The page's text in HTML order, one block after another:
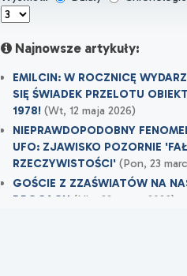
Najnowsze artykuły:
EMILCIN: W ROCZNICĘ
SIĘ ŚWIADEK PRZELOTU
1978!(Wt, 12 maja 2026)
NIEPRAWDOPODOBNY
UFO: ZJAWISKO POZORNIE
RZECZYWISTOŚCI'(Pon, 23
GOŚCIE Z ZZAŚWIATÓW NA
DROGACH (Nie, 22 marca 2026)